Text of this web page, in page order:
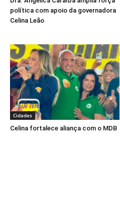
política com apoio da governadora
Celina Leão
Cidades
Celina fortalece aliança com o MDB